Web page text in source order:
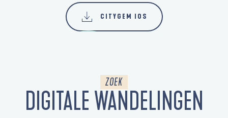
CITYGEM IOS
ZOEK
DIGITALE WANDELINGEN